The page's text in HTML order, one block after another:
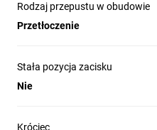
Rodzaj przepustu w obudowie
Przetłoczenie
Stała pozycja zacisku
Nie
Króciec